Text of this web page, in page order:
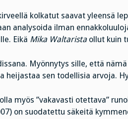
kolkatut saavat yleensä
analysoida ilman
Eikä Mika Waltaristaollut kuin
Myönnytys sille, että
heijastaa sen todellisia arvoja.
myös ”vakavasti otettava”
on suodatettu säkeitä